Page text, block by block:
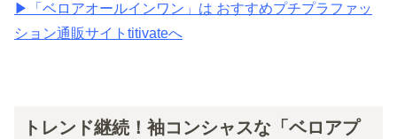
▶︎「ベロアオールインワン」は おすすめプチプラファッ
ション通販サイトtitivateへ
トレンド継続！袖コンシャスな「ベロアプ